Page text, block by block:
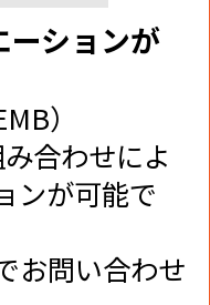
ションが
）
合わせによ
ンが可能で
お問い合わせ